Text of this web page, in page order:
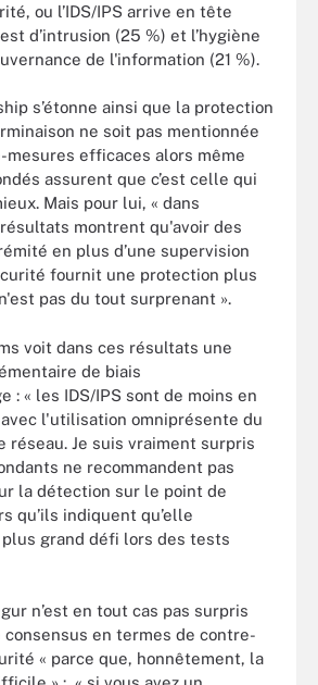
ou l’IDS/IPS arrive en tête
d’intrusion (25 %) et l’hygiène
de l'information (21 %).
s’étonne ainsi que la protection
ne soit pas mentionnée
mesures efficaces alors même
assurent que c’est celle qui
Mais pour lui, « dans
montrent qu'avoir des
en plus d’une supervision
fournit une protection plus
pas du tout surprenant ».
voit dans ces résultats une
de biais
: « les IDS/IPS sont de moins en
l'utilisation omniprésente du
Je suis vraiment surpris
ne recommandent pas
la détection sur le point de
qu’ils indiquent qu’elle
grand défi lors des tests
n’est en tout cas pas surpris
consensus en termes de contre-
« parce que, honnêtement, la